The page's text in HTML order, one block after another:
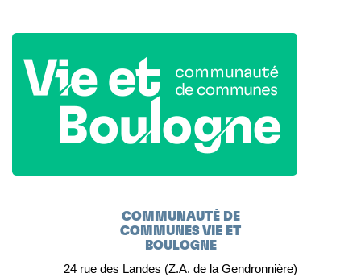
COMMUNAUTÉ DE
COMMUNES VIE ET
BOULOGNE
24 rue des Landes (Z.A. de la Gendronnière)